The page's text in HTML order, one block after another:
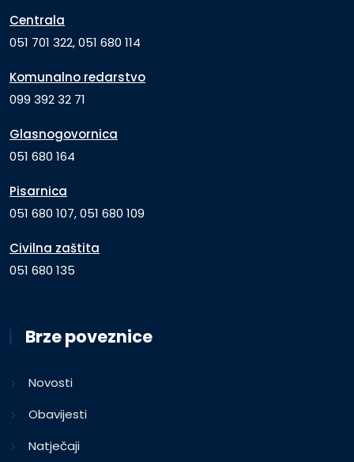
Centrala
051 701 322, 051 680 114
Komunalno redarstvo
099 392 32 71
Glasnogovornica
051 680 164
Pisarnica
051 680 107, 051 680 109
Civilna zaštita
051 680 135
Brze poveznice
Novosti
Obavijesti
Natječaji